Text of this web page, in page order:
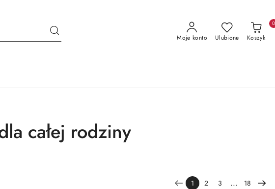
Moje konto Ulubione Koszyk
0
całej rodziny
1 2 3 ... 18